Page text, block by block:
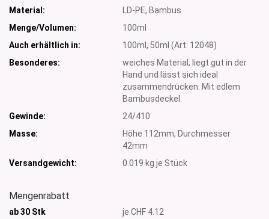
Material:
LD-PE, Bambus
Menge/Volumen:
100ml
Auch erhältlich in:
100ml, 50ml (Art. 12048)
Besonderes:
weiches Material, liegt gut in der
Hand und lässt sich ideal
zusammendrücken. Mit edlem
Bambusdeckel.
Gewinde:
24/410
Masse:
Höhe 112mm, Durchmesser
42mm
Versandgewicht:
0.019 kg je Stück
Mengenrabatt
ab 30 Stk
je CHF 4.12